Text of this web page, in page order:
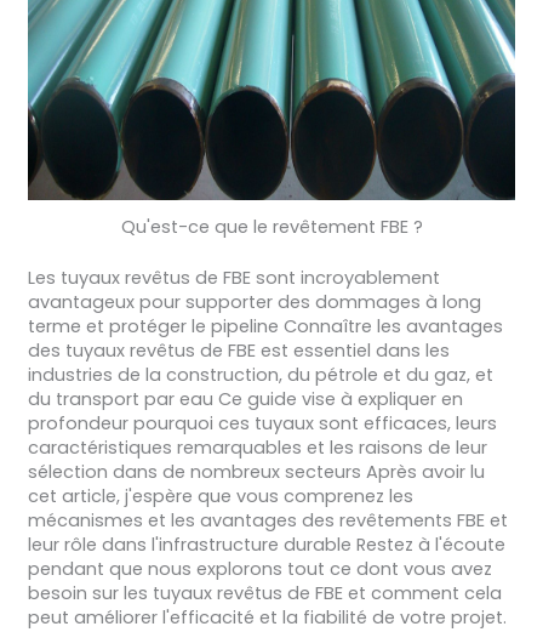
Qu'est-ce que le revêtement FBE ?
Les tuyaux revêtus de FBE sont incroyablement
avantageux pour supporter des dommages à long
terme et protéger le pipeline Connaître les avantages
des tuyaux revêtus de FBE est essentiel dans les
industries de la construction, du pétrole et du gaz, et
du transport par eau Ce guide vise à expliquer en
profondeur pourquoi ces tuyaux sont efficaces, leurs
caractéristiques remarquables et les raisons de leur
sélection dans de nombreux secteurs Après avoir lu
cet article, j'espère que vous comprenez les
mécanismes et les avantages des revêtements FBE et
leur rôle dans l'infrastructure durable Restez à l'écoute
pendant que nous explorons tout ce dont vous avez
besoin sur les tuyaux revêtus de FBE et comment cela
peut améliorer l'efficacité et la fiabilité de votre projet.